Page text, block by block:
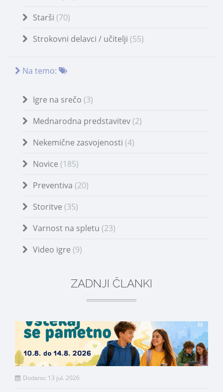
Starši (70)
Strokovni delavci / učitelji (55)
Na temo:
Igre na srečo (3)
Mednarodna predstavitev (2)
Nekemične zasvojenosti (4)
Novice (185)
Preventiva (20)
Storitve (35)
Varnost na spletu (23)
Video igre (9)
ZADNJI ČLANKI
Dodano: 13 jul. 2026